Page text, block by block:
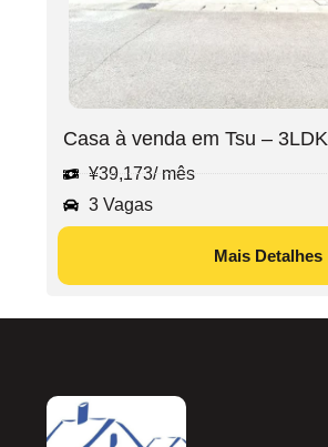
Casa à venda em Tsu – 3LDK
¥39,173/ mês
3 Vagas
Mais Detalhes